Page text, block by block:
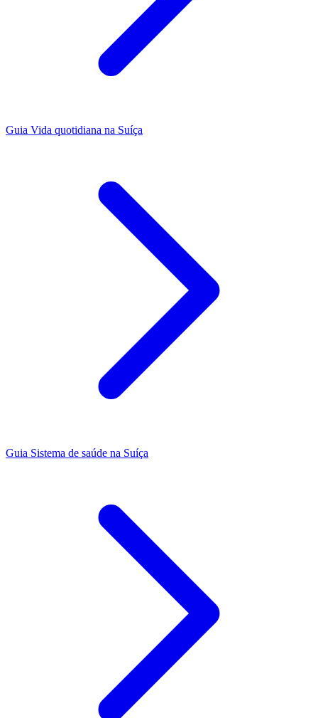
Guia Vida quotidiana na Suíça
Guia Sistema de saúde na Suíça